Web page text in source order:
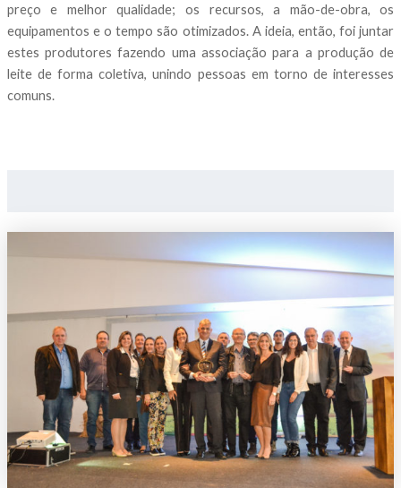
preço e melhor qualidade; os recursos, a mão-de-obra, os
equipamentos e o tempo são otimizados. A ideia, então, foi juntar
estes produtores fazendo uma associação para a produção de
leite de forma coletiva, unindo pessoas em torno de interesses
comuns.